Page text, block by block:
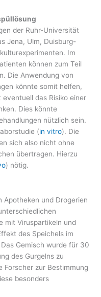
der Ruhr-Universität
Jena, Ulm, Duisburg-
Im
können zum Teil
Die Anwendung von
könnte somit helfen,
das Risiko einer
Dies könnte
nützlich sein.
(in vitro). Die
sich also nicht ohne
übertragen. Hierzu
) nötig.
und Drogerien
mit Viruspartikeln und
des Speichels im
Gemisch wurde für 30
des Gurgelns zu
Forscher zur Bestimmung
besonders